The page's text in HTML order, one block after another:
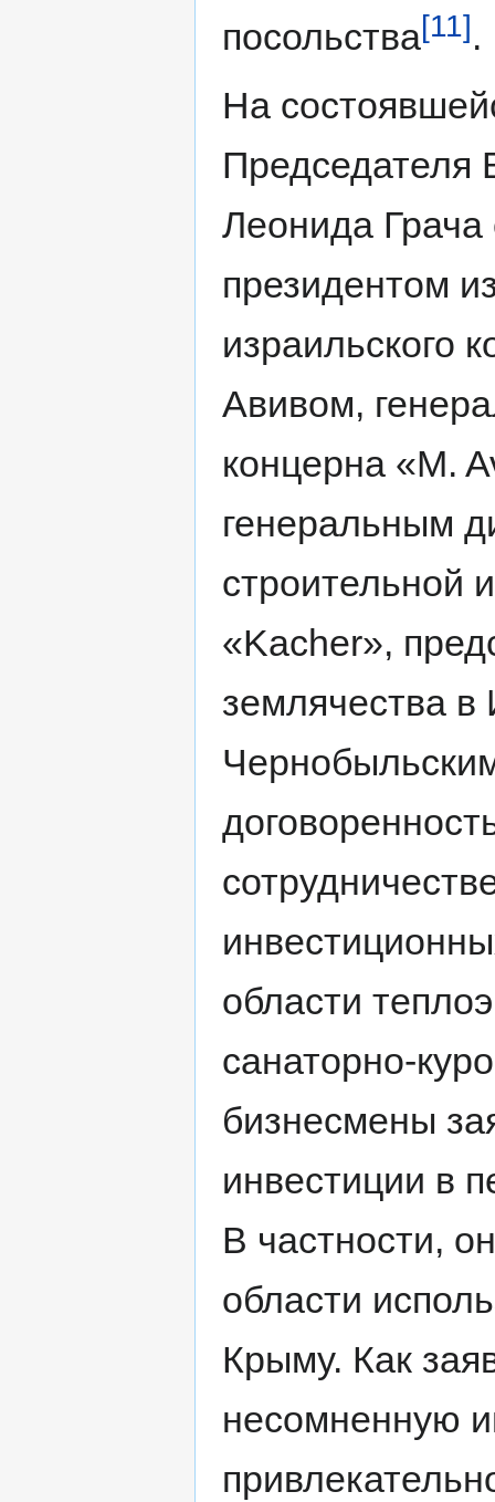
посольства[11].
На
Председателя
Леонида
президентом
израильского
Авивом,
концерна «M.
генеральным
строительной
«Kacher»,
землячества
области
санаторно-
бизнесмены
инвестиции в
В частности,
области
Крыму. Как
несомненную